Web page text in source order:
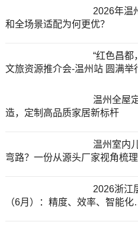
2026年温
和全场景适配为何更优？
“红色昌都
文旅资源推介会-温州站 圆满举
温州全屋
造，定制高品质家居新标杆
温州室内
弯路？一份从源头厂家视角梳
2026浙江
（6月）：精度、效率、智能